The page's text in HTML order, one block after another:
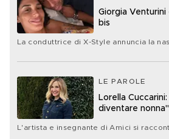
Giorgia
bis
La conduttrice di X-Style annuncia la
LE PAROLE
Lorella
diventare nonna"
L'artista e insegnante di Amici si